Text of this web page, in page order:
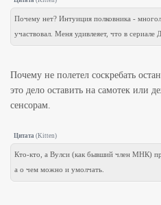
Почему нет? Интуиция полковника -
участвовал. Меня удивлеяет, что в сериале
Почему не полетел соскребать
это дело оставить на самотек или
сенсорам.
Цитата (Kitten)
Кто-кто, а Вулси (как бывший член МНК)
а о чем можно и умолчать.